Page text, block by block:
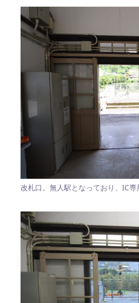
改札口。無人駅となっており、IC専